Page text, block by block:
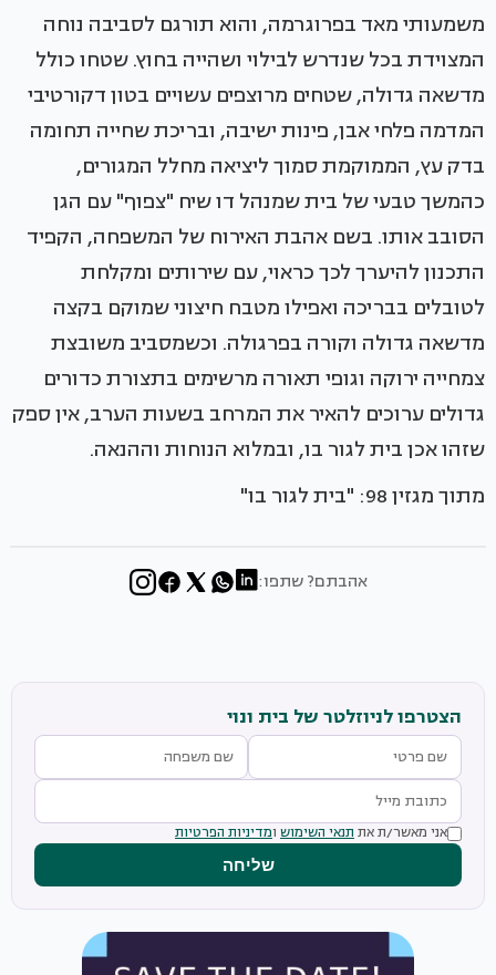
משמעותי מאד בפרוגרמה, והוא תורגם לסביבה נוחה
המצוידת בכל שנדרש לבילוי ושהייה בחוץ. שטחו כולל
מדשאה גדולה, שטחים מרוצפים עשויים בטון דקורטיבי
המדמה פלחי אבן, פינות ישיבה, ובריכת שחייה תחומה
בדק עץ, הממוקמת סמוך ליציאה מחלל המגורים,
כהמשך טבעי של בית שמנהל דו שיח "צפוף" עם הגן
הסובב אותו. בשם אהבת האירוח של המשפחה, הקפיד
התכנון להיערך לכך כראוי, עם שירותים ומקלחת
לטובלים בבריכה ואפילו מטבח חיצוני שמוקם בקצה
מדשאה גדולה וקורה בפרגולה. וכשמסביב משובצת
צמחייה ירוקה וגופי תאורה מרשימים בתצורת כדורים
גדולים ערוכים להאיר את המרחב בשעות הערב, אין ספק
שזהו אכן בית לגור בו, ובמלוא הנוחות וההנאה.
מתוך מגזין 98: "בית לגור בו"
אהבתם? שתפו:
הצטרפו לניוזלטר של בית ונוי
אני מאשר/ת את תנאי השימוש ומדיניות הפרטיות
שליחה